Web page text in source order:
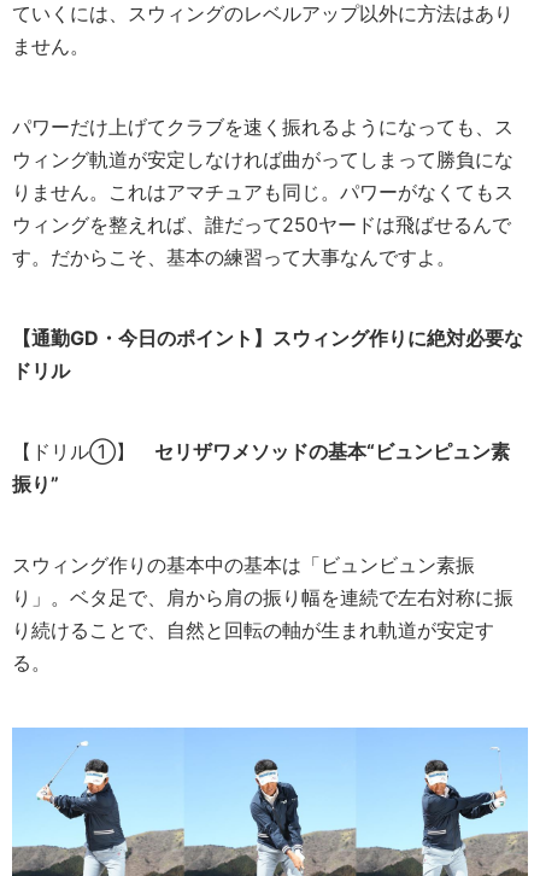
ていくには、スウィングのレベルアップ以外に方法はあり
ません。
パワーだけ上げてクラブを速く振れるようになっても、ス
ウィング軌道が安定しなければ曲がってしまって勝負にな
りません。これはアマチュアも同じ。パワーがなくてもス
ウィングを整えれば、誰だって250ヤードは飛ばせるんで
す。だからこそ、基本の練習って大事なんですよ。
【通勤GD・今日のポイント】スウィング作りに絶対必要な
ドリル
【ドリル①】
セリザワメソッドの基本“ビュンピュン素
振り”
スウィング作りの基本中の基本は「ビュンビュン素振
り」。ベタ足で、肩から肩の振り幅を連続で左右対称に振
り続けることで、自然と回転の軸が生まれ軌道が安定す
る。